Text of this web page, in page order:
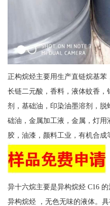
正构烷烃主要用生产直链烷基苯
长链二元酸，香料，液体蚊香
剂，基础油，印染油墨溶剂，
础油，金属加工液，金属，灯
胶，油漆，颜料工业，有机合成
异十六烷主要是异构烷烃 C16
异构烷烃 ，无色无味的液体。